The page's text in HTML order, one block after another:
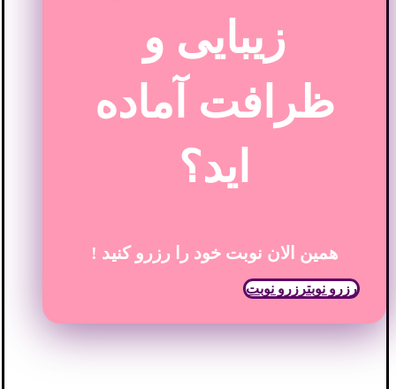
زیبایی و
ظرافت آماده
اید؟
همین الان نوبت خود را رزرو کنید !
رزرو نوبترزرو نوبت